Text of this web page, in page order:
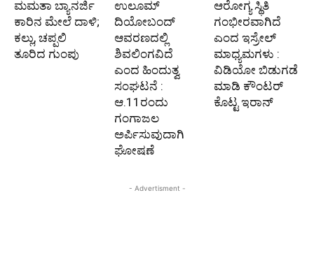
ಮಮತಾ ಬ್ಯಾನರ್ಜಿ
ಕಾರಿನ ಮೇಲೆ ದಾಳಿ;
ಕಲ್ಲು, ಚಪ್ಪಲಿ
ತೂರಿದ ಗುಂಪು
ಉಲೂಮ್
ದಿಯೋಬಂದ್
ಆವರಣದಲ್ಲಿ
ಶಿವಲಿಂಗವಿದೆ
ಎಂದ ಹಿಂದುತ್ವ
ಸಂಘಟನೆ :
ಆ.11ರಂದು
ಗಂಗಾಜಲ
ಅರ್ಪಿಸುವುದಾಗಿ
ಘೋಷಣೆ
ಆರೋಗ್ಯ ಸ್ಥಿತಿ
ಗಂಭೀರವಾಗಿದೆ
ಎಂದ ಇಸ್ರೇಲ್
ಮಾಧ್ಯಮಗಳು :
ವಿಡಿಯೋ ಬಿಡುಗಡೆ
ಮಾಡಿ ಕೌಂಟರ್
ಕೊಟ್ಟ ಇರಾನ್
- Advertisment -